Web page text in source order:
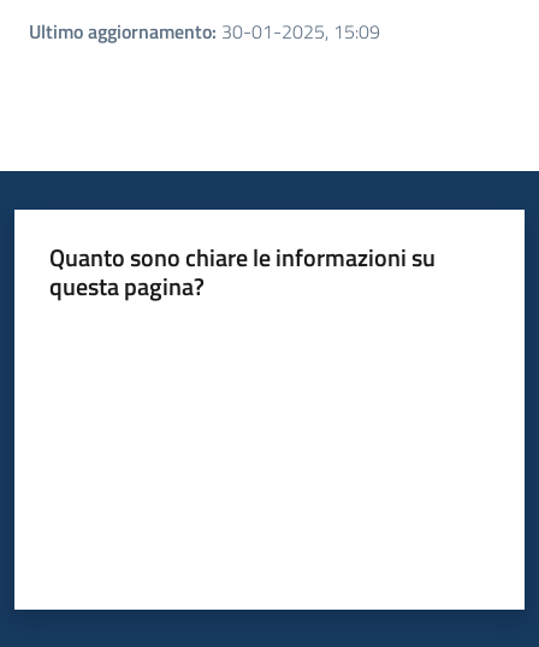
Ultimo aggiornamento: 30-01-2025, 15:09
Quanto sono chiare le informazioni su
questa pagina?